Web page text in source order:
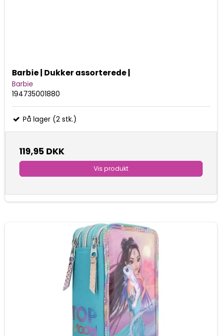
Barbie | Dukker assorterede |
Barbie
194735001880
På lager (2 stk.)
119,95 DKK
Vis produkt